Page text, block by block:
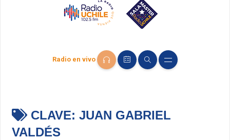
Radio en vivo
CLAVE: JUAN GABRIEL
VALDÉS